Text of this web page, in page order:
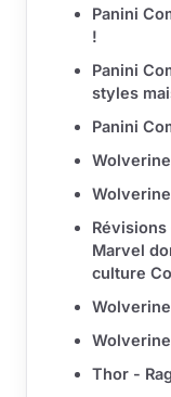
Panini
!
Panini
styles
Panini
Marvel
culture
Thor -